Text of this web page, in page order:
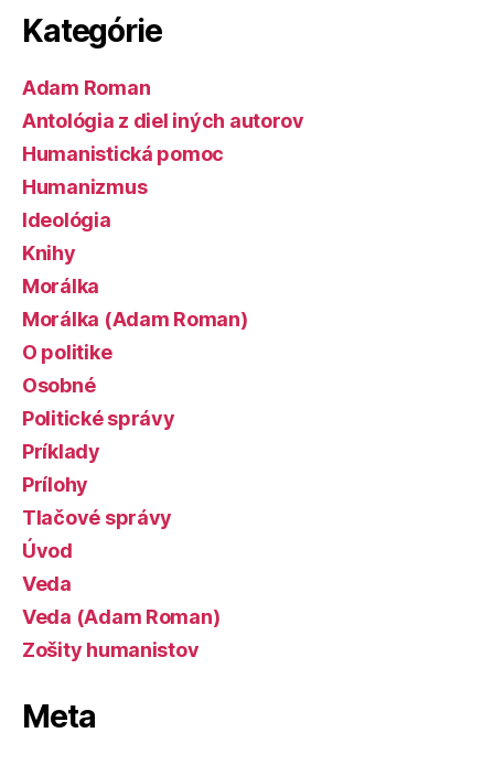
Kategórie
Adam Roman
Antológia z diel iných autorov
Humanistická pomoc
Humanizmus
Ideológia
Knihy
Morálka
Morálka (Adam Roman)
O politike
Osobné
Politické správy
Príklady
Prílohy
Tlačové správy
Úvod
Veda
Veda (Adam Roman)
Zošity humanistov
Meta